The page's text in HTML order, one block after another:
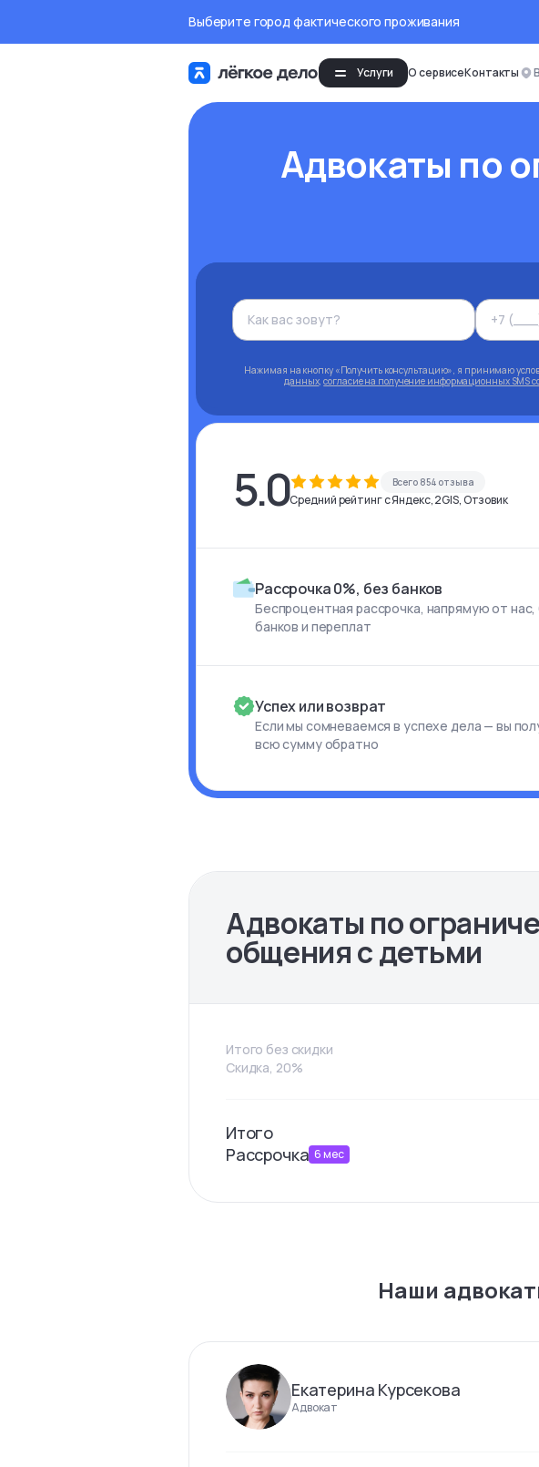
Выберите город фактического проживания
Услуги О сервисеКонтакты
Адвокаты по
Нажимая на кнопку «Получить консультацию», я принимаю
данных,согласие на получение информационных SMS
5.0 Всего 854 отзыва
Средний рейтинг с Яндекс, 2GIS, Отзовик
Рассрочка 0%, без банков
Беспроцентная рассрочка, напрямую от нас,
банков и переплат
Успех или возврат
Если мы сомневаемся в успехе дела — вы
всю сумму обратно
Адвокаты по
общения с детьми
Итого без скидки
Скидка, 20%
Итого
Рассрочка 6мес
Наши
Екатерина Курсекова
Адвокат